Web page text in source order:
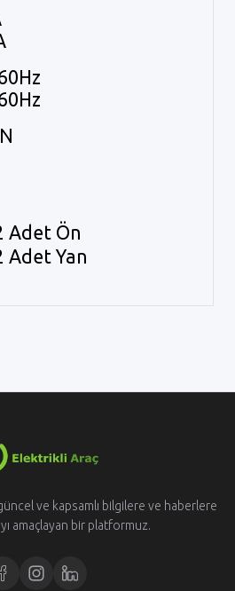
5/63A
- 60Hz
Adet Ön
Adet Yan
ve kapsamlı bilgilere ve haberlere
amaçlayan bir platformuz.